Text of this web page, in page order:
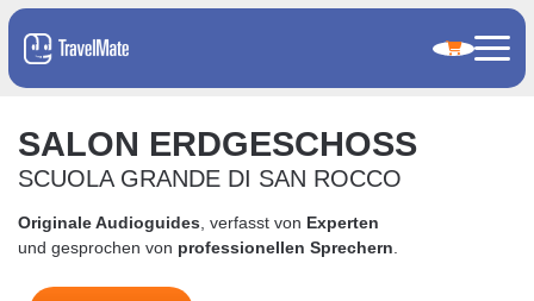
SALON ERDGESCHOSS
SCUOLA GRANDE DI SAN ROCCO
Originale Audioguides , verfasst von Experten
und gesprochen von professionellen Sprechern